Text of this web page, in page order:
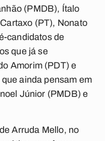
(PMDB), Ítalo
(PT), Nonato
candidatos de
que já se
Amorim (PDT) e
ainda pensam em
Júnior (PMDB) e
Arruda Mello, no